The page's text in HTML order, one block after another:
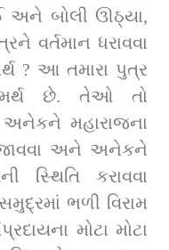
અને બોલી ઊઠ્યા,
વર્તમાન ધરાવવા
? આ તમારા પુત્ર
છે. તેઓ તો
અનેકને મહારાજના
અને અનેકને
સ્થિતિ કરાવવા
ભળી વિરામ
મોટા મોટા